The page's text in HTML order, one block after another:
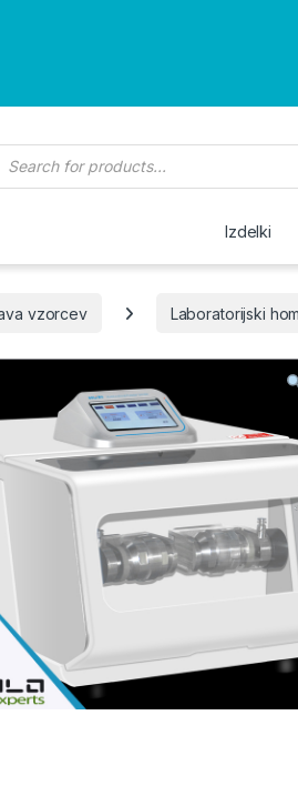
Izdelki
vzorcev Laboratorijski